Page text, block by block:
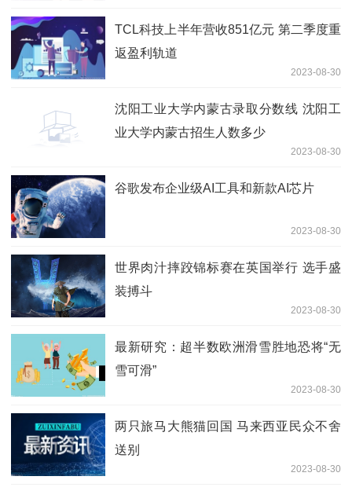
TCL科技上半年营收851亿元 第二季度重
返盈利轨道
2023-08-30
沈阳工业大学内蒙古录取分数线 沈阳工
业大学内蒙古招生人数多少
2023-08-30
谷歌发布企业级AI工具和新款AI芯片
2023-08-30
世界肉汁摔跤锦标赛在英国举行 选手盛
装搏斗
2023-08-30
最新研究：超半数欧洲滑雪胜地恐将“无
雪可滑”
2023-08-30
两只旅马大熊猫回国 马来西亚民众不舍
送别
2023-08-30